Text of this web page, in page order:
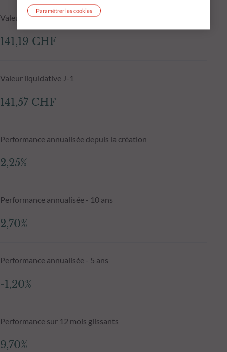
Valeur liquidative au 06.08.2026
141,19 CHF
Valeur liquidative J-1
141,57 CHF
Performance annualisée depuis la création
2,25%
Performance annualisée - 10 ans
2,70%
Performance annualisée - 5 ans
-1,20%
Performance sur 12 mois glissants
9,70%
Paramétrer les cookies